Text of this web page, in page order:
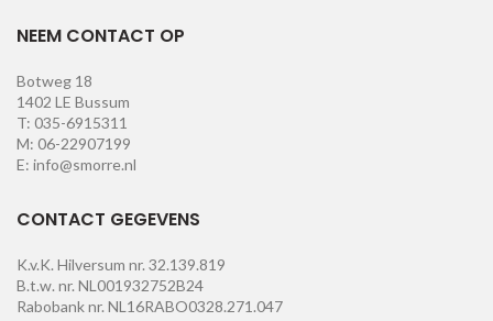
NEEM CONTACT OP
Botweg 18
1402 LE Bussum
T: 035-6915311
M: 06-22907199
E: info@smorre.nl
CONTACT GEGEVENS
K.v.K. Hilversum nr. 32.139.819
B.t.w. nr. NL001932752B24
Rabobank nr. NL16RABO0328.271.047